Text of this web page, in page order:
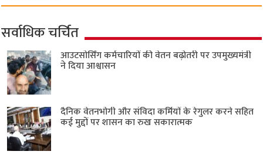
सर्वाधिक चर्चित
आउटसोर्सिंग कर्मचारियों की वेतन बढ़ोतरी पर उपमुख्यमंत्री
ने दिया आश्वासन
दैनिक वेतनभोगी और संविदा कर्मियों के रेगुलर करने सहित
कई मुद्दों पर शासन का रुख सकारात्मक